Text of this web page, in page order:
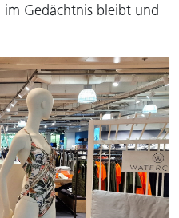
Gedächtnis bleibt und